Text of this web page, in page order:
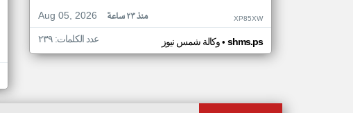
Aug 05, 2026
منذ ٢٣ ساعة XP85XW
وكالة شمس نيوز• shms.ps عدد الكلمات: ٢٣٩